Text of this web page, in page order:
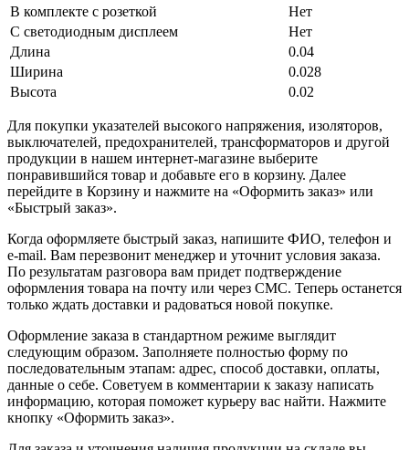
В комплекте с розеткой
Нет
С светодиодным дисплеем
Нет
Длина
0.04
Ширина
0.028
Высота
0.02
Для покупки указателей высокого напряжения, изоляторов,
выключателей, предохранителей, трансформаторов и другой
продукции в нашем интернет-магазине выберите
понравившийся товар и добавьте его в корзину. Далее
перейдите в Корзину и нажмите на «Оформить заказ» или
«Быстрый заказ».
Когда оформляете быстрый заказ, напишите ФИО, телефон и
e-mail. Вам перезвонит менеджер и уточнит условия заказа.
По результатам разговора вам придет подтверждение
оформления товара на почту или через СМС. Теперь останется
только ждать доставки и радоваться новой покупке.
Оформление заказа в стандартном режиме выглядит
следующим образом. Заполняете полностью форму по
последовательным этапам: адрес, способ доставки, оплаты,
данные о себе. Советуем в комментарии к заказу написать
информацию, которая поможет курьеру вас найти. Нажмите
кнопку «Оформить заказ».